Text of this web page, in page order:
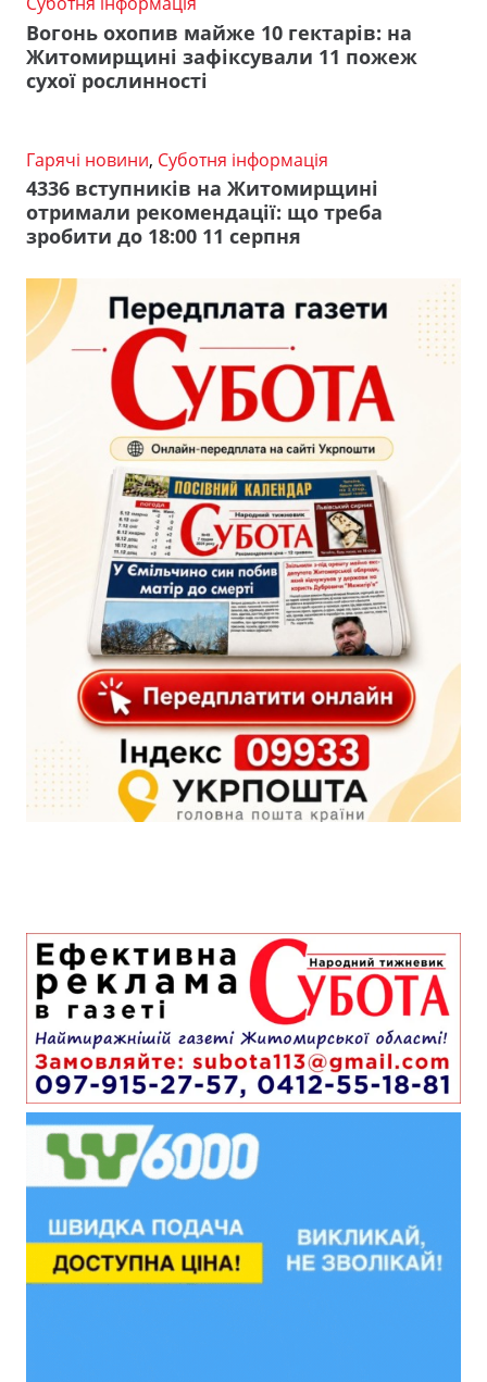
Вогонь охопив майже 10 гектарів: на
Житомирщині зафіксували 11 пожеж
сухої рослинності
Гарячі новини, Суботня інформація
4336 вступників на Житомирщині
отримали рекомендації: що треба
зробити до 18:00 11 серпня